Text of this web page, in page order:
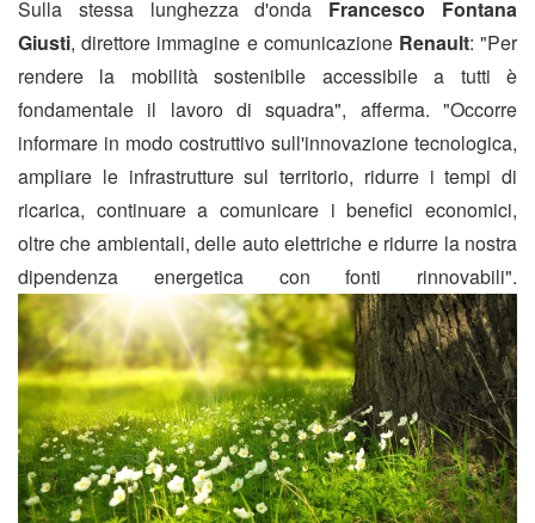
Sulla stessa lunghezza d'onda Francesco Fontana
Giusti, direttore immagine e comunicazione Renault: "Per
rendere la mobilità sostenibile accessibile a tutti è
fondamentale il lavoro di squadra", afferma. "Occorre
informare in modo costruttivo sull'innovazione tecnologica,
ampliare le infrastrutture sul territorio, ridurre i tempi di
ricarica, continuare a comunicare i benefici economici,
oltre che ambientali, delle auto elettriche e ridurre la nostra
dipendenza energetica con fonti rinnovabili".